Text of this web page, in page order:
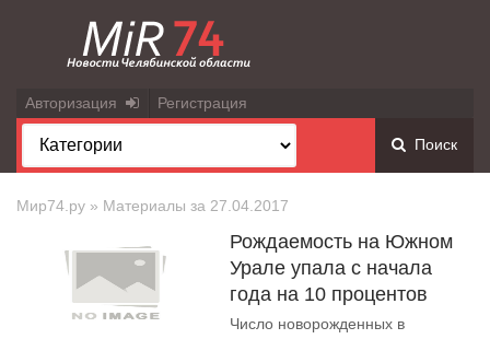
Авторизация Регистрация
Поиск
Мир74.ру » Материалы за 27.04.2017
Рождаемость на Южном
Урале упала с начала
года на 10 процентов
Число новорожденных в